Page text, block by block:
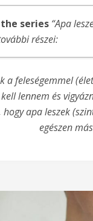
series “Apa
részei:
először hallani
vagy!
gyermekeim
a feleségemmel
lennem és
apa leszek
egészen